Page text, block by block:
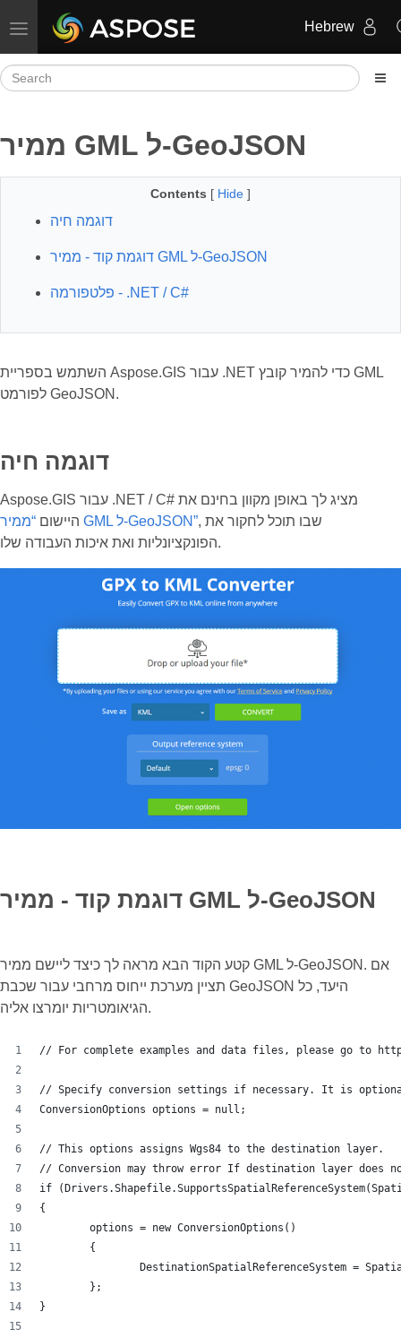
Toggle navigation Hebrew
ממיר GML ל-GeoJSON
Contents [ Hide ]
דוגמה חיה
דוגמת קוד - ממיר GML ל-GeoJSON
פלטפורמה - .NET / C#
השתמש בספריית Aspose.GIS עבור .NET כדי להמיר קובץ GML
לפורמט GeoJSON.
דוגמה חיה
Aspose.GIS עבור .NET / C# מציג לך באופן מקוון בחינם את
היישום
“ממיר GML ל-GeoJSON”, שבו תוכל לחקור את
הפונקציונליות ואת איכות העבודה שלו.
דוגמת קוד - ממיר GML ל-GeoJSON
קטע הקוד הבא מראה לך כיצד ליישם ממיר GML ל-GeoJSON. אם
תציין מערכת ייחוס מרחבי עבור שכבת GeoJSON היעד, כל
הגיאומטריות יומרצו אליה.
// For complete examples and data files, please go to
// Specify conversion settings if necessary. It is
ConversionOptions options = null;
// This options assigns Wgs84 to the destination layer.
// Conversion may throw error If destination layer does
if
{
	options = new ConversionOptions()
	{
DestinationSpatialReferenceSystem =
	};
}